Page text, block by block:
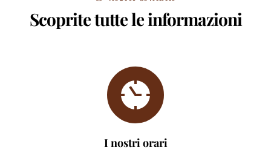
Scoprite tutte le informazioni
I nostri orari